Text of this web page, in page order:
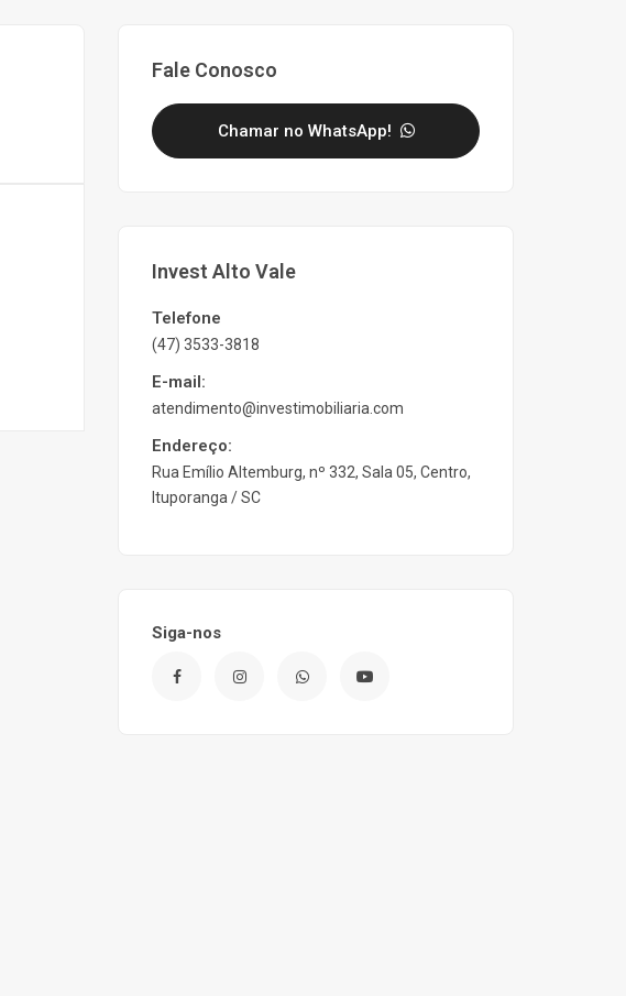
Fale Conosco
Chamar no WhatsApp!
Invest Alto Vale
Telefone
(47) 3533-3818
E-mail:
atendimento@investimobiliaria.com
Endereço:
Rua Emílio Altemburg, nº 332, Sala 05, Centro,
Ituporanga / SC
Siga-nos